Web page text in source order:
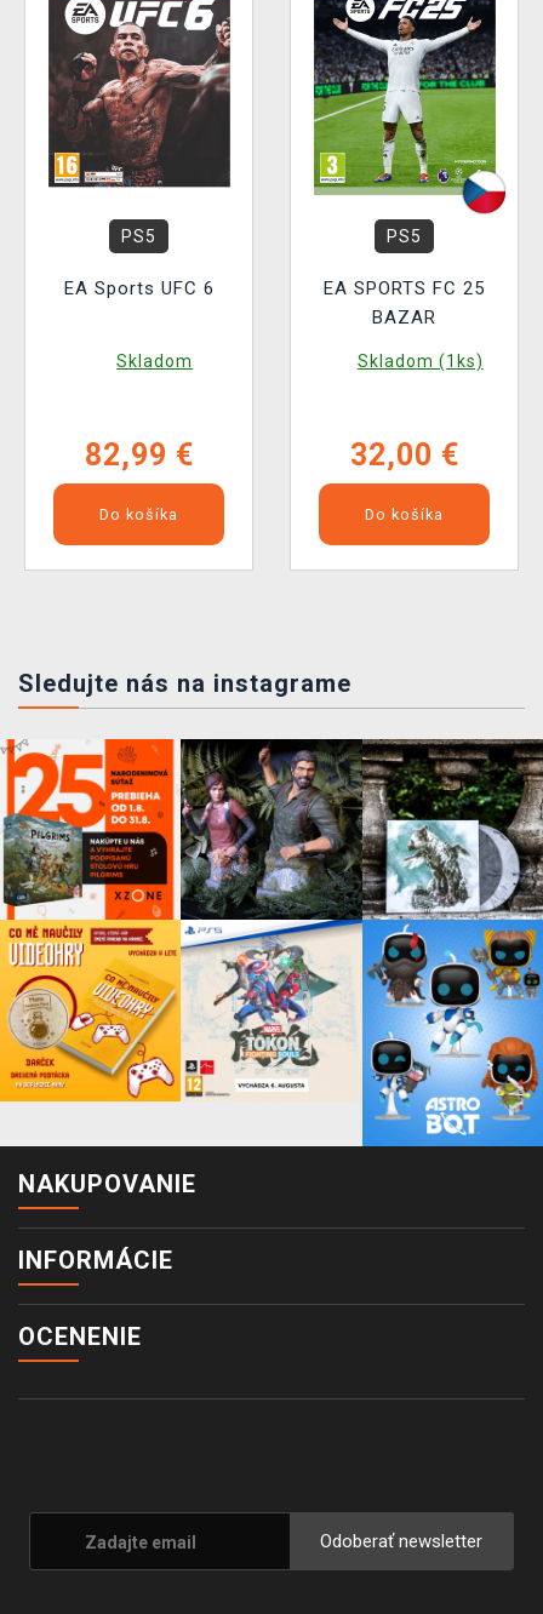
PS5
EA Sports UFC 6
Skladom
82,99 €
Do košíka
PS5
EA SPORTS FC 25
BAZAR
Skladom (1ks)
32,00 €
Do košíka
Sledujte nás na instagrame
NAKUPOVANIE
INFORMÁCIE
OCENENIE
Odoberať newsletter